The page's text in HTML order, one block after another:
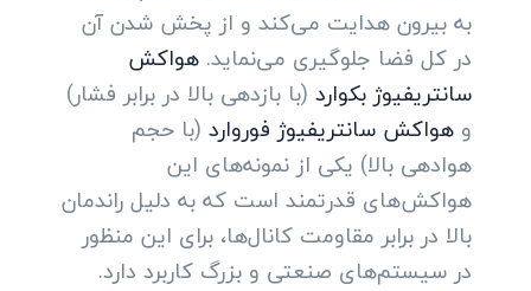
به بیرون هدایت می‌کند و از پخش شدن آن
در کل فضا جلوگیری می‌نماید. هواکش
سانتریفیوژ بکوارد (با بازدهی بالا در برابر فشار)
و هواکش سانتریفیوژ فوروارد (با حجم
هوادهی بالا) یکی از نمونه‌های این
هواکش‌های قدرتمند است که به دلیل راندمان
بالا در برابر مقاومت کانال‌ها، برای این منظور
در سیستم‌های صنعتی و بزرگ کاربرد دارد.